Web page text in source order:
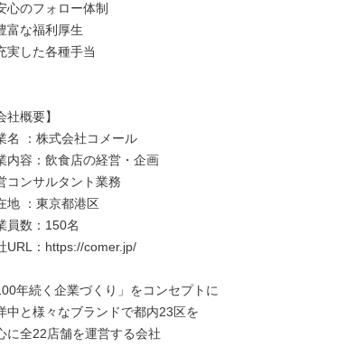
心のフォロー体制
富な福利厚生
実した各種手当
社概要】
名 ：株式会社コメール
内容：飲食店の経営・企画
コンサルタント業務
地 ：東京都港区
員数：150名
URL：https://comer.jp/
年続く企業づくり」をコンセプトに
中と様々なブランドで都内23区を
に全22店舗を運営する会社